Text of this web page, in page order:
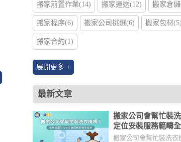
搬家前置作業(14) 搬家運送(12) 搬家倉
搬家程序(6) 搬家公司挑選(6) 搬家包材(5)
搬家合約(1)
展開更多 +
最新文章
搬家公司會幫忙裝
定位安裝服務範疇
搬家公司會幫忙裝洗